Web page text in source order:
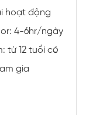
hoạt động
4-6hr/ngày
từ 12 tuổi có
gia